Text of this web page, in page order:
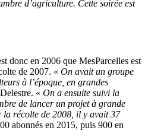
d’agriculture. Cette soirée est
donc en 2006 que MesParcelles est
de 2007. « On avait un groupe
à l’époque, en grandes
« On a ensuite suivi la
de lancer un projet à grande
la récolte de 2008, il y avait 37
abonnés en 2015, puis 900 en